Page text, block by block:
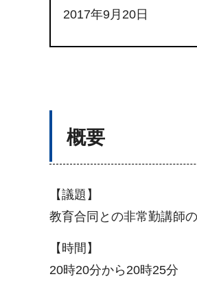
2017年9月20日
概要
【議題】
教育合同との非常勤講師
【時間】
20時20分から20時25分